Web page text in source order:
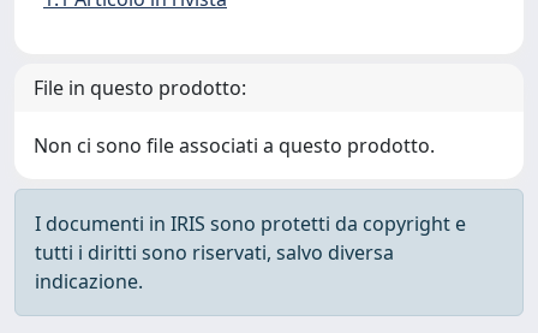
File in questo prodotto:
Non ci sono file associati a questo prodotto.
I documenti in IRIS sono protetti da copyright e
tutti i diritti sono riservati, salvo diversa
indicazione.